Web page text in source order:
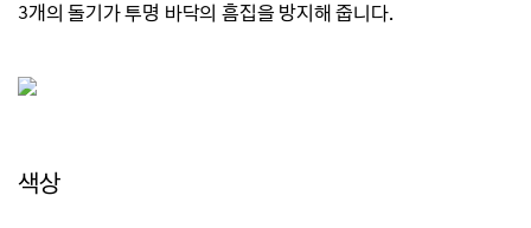
3개의 돌기가 투명 바닥의 흠집을 방지해 줍니다.
색상